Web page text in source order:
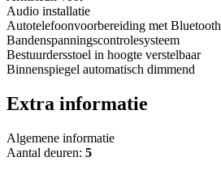
Audio installatie
Autotelefoonvoorbereiding met Bluetooth
Bandenspanningscontrolesysteem
Bestuurdersstoel in hoogte verstelbaar
Binnenspiegel automatisch dimmend
Extra informatie
Algemene informatie
Aantal deuren: 5